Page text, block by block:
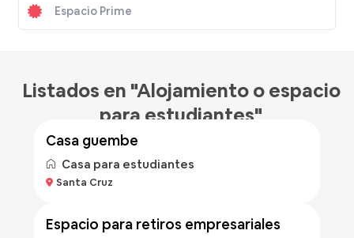
Listados en "Alojamiento o espacio
para estudiantes"
casa guembe
Casa para estudiantes
Santa Cruz
Bs 500/hora
espacio para retiros empresariales